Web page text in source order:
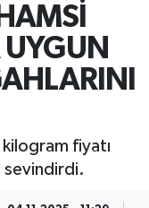
kilogram fiyatı
sevindirdi.